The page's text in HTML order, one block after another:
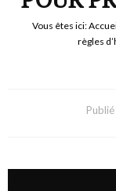
Vous êtes ici:
règles